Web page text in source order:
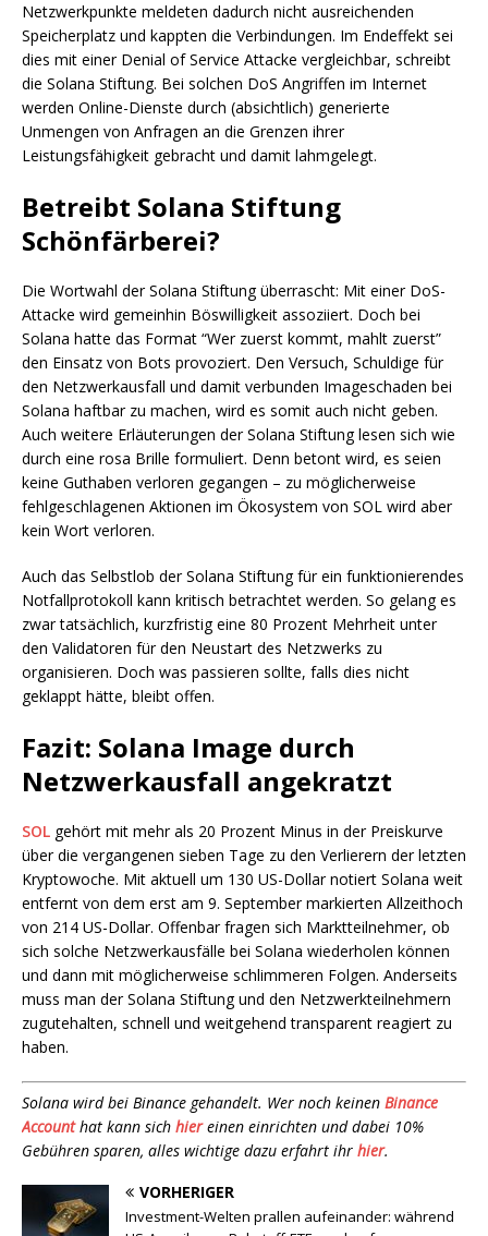
Netzwerkpunkte meldeten dadurch nicht ausreichenden
Speicherplatz und kappten die Verbindungen. Im Endeffekt sei
dies mit einer Denial of Service Attacke vergleichbar, schreibt
die Solana Stiftung. Bei solchen DoS Angriffen im Internet
werden Online-Dienste durch (absichtlich) generierte
Unmengen von Anfragen an die Grenzen ihrer
Leistungsfähigkeit gebracht und damit lahmgelegt.
Betreibt Solana Stiftung
Schönfärberei?
Die Wortwahl der Solana Stiftung überrascht: Mit einer DoS-
Attacke wird gemeinhin Böswilligkeit assoziiert. Doch bei
Solana hatte das Format “Wer zuerst kommt, mahlt zuerst”
den Einsatz von Bots provoziert. Den Versuch, Schuldige für
den Netzwerkausfall und damit verbunden Imageschaden bei
Solana haftbar zu machen, wird es somit auch nicht geben.
Auch weitere Erläuterungen der Solana Stiftung lesen sich wie
durch eine rosa Brille formuliert. Denn betont wird, es seien
keine Guthaben verloren gegangen – zu möglicherweise
fehlgeschlagenen Aktionen im Ökosystem von SOL wird aber
kein Wort verloren.
Auch das Selbstlob der Solana Stiftung für ein funktionierendes
Notfallprotokoll kann kritisch betrachtet werden. So gelang es
zwar tatsächlich, kurzfristig eine 80 Prozent Mehrheit unter
den Validatoren für den Neustart des Netzwerks zu
organisieren. Doch was passieren sollte, falls dies nicht
geklappt hätte, bleibt offen.
Fazit: Solana Image durch
Netzwerkausfall angekratzt
SOL gehört mit mehr als 20 Prozent Minus in der Preiskurve
über die vergangenen sieben Tage zu den Verlierern der letzten
Kryptowoche. Mit aktuell um 130 US-Dollar notiert Solana weit
entfernt von dem erst am 9. September markierten Allzeithoch
von 214 US-Dollar. Offenbar fragen sich Marktteilnehmer, ob
sich solche Netzwerkausfälle bei Solana wiederholen können
und dann mit möglicherweise schlimmeren Folgen. Anderseits
muss man der Solana Stiftung und den Netzwerkteilnehmern
zugutehalten, schnell und weitgehend transparent reagiert zu
haben.
Solana wird bei Binance gehandelt. Wer noch keinen Binance
Accounthat kann sich hiereinen einrichten und dabei 10%
Gebühren sparen, alles wichtige dazu erfahrt ihr hier.
VORHERIGER
Investment-Welten prallen aufeinander: während